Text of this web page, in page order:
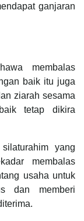
ganjaran
membalas
baik itu juga
ziarah sesama
tetap dikira
yang
membalas
usaha untuk
dan memberi